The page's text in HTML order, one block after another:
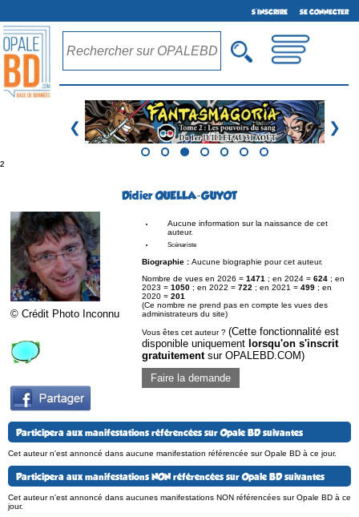
S'INSCRIRE SE CONNECTER
❮ ❯
²
Didier QUELLA-GUYOT
© Crédit Photo Inconnu
Aucune information sur la naissance de cet
auteur.
Scénariste
Biographie : Aucune biographie pour cet auteur.
Nombre de vues en 2026 = 1471 ; en 2024 = 624 ; en
2023 = 1050 ; en 2022 = 722 ; en 2021 = 499 ; en
2020 = 201
(Ce nombre ne prend pas en compte les vues des
administrateurs du site)
Vous êtes cet auteur ? (Cette fonctionnalité est
disponible uniquement lorsqu'on s'inscrit
gratuitementsur OPALEBD.COM)
Faire la demande
Participera aux manifestations référencées sur Opale BD suivantes
Cet auteur n'est annoncé dans aucune manifestation référencée sur Opale BD à ce jour.
Participera aux manifestations NON référencées sur Opale BD suivantes
Cet auteur n'est annoncé dans aucunes manifestations NON référencées sur Opale BD à ce
jour.